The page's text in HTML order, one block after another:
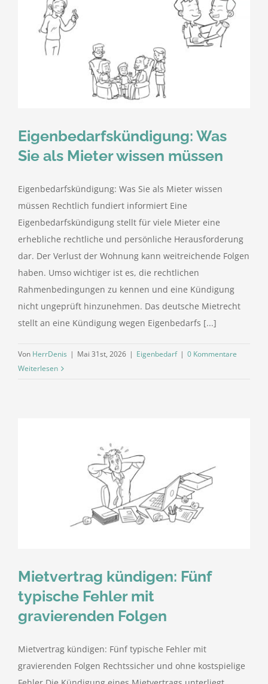
Eigenbedarfskündigung: Was
Sie als Mieter wissen müssen
Eigenbedarfskündigung: Was Sie als Mieter wissen
müssen Rechtlich fundiert informiert Eine
Eigenbedarfskündigung stellt für viele Mieter eine
erhebliche rechtliche und persönliche Herausforderung
dar. Der Verlust der Wohnung kann weitreichende Folgen
haben. Umso wichtiger ist es, die rechtlichen
Rahmenbedingungen zu kennen und eine Kündigung
nicht ungeprüft hinzunehmen. Das deutsche Mietrecht
stellt an eine Kündigung wegen Eigenbedarfs [...]
Von HerrDenis | Mai 31st, 2026 | Eigenbedarf | 0 Kommentare
Weiterlesen
Mietvertrag kündigen: Fünf
typische Fehler mit
gravierenden Folgen
Mietvertrag kündigen: Fünf typische Fehler mit
gravierenden Folgen Rechtssicher und ohne kostspielige